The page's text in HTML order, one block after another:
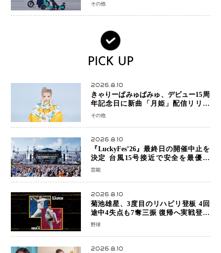
その他
PICK UP
2026.8.10
きゃりーぱみゅぱみゅ、デビュー15周
年記念日に新曲「月姫」配信リリー
ス 自身初の主催フェス「PAMYU
その他
2026.8.10
『LuckyFes’26』最終日の開催中止を
決定 台風15号接近で安全を最優先
「苦渋の判断」
芸能
2026.8.10
菊池雄星、3度目のリハビリ登板 4回
途中4失点も7奪三振 復帰へ実戦登板
を重ねる
野球
2026.8.10